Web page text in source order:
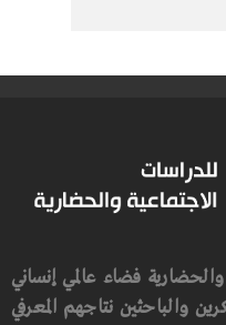
فضاء عالمي إنساني
والباحثين نتاجهم المعرفي